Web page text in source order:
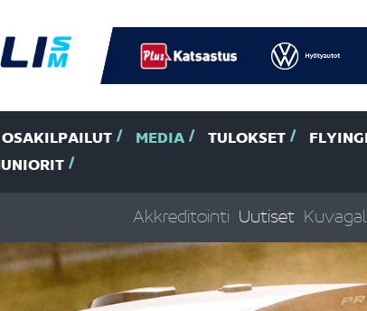
OSAKILPAILUT MEDIA TULOKSET
JUNIORIT
Akkreditointi Uutiset